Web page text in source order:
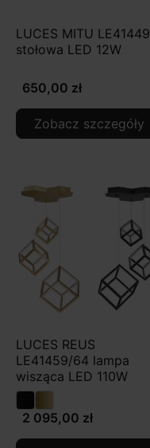
LUCES MITU LE41449
stołowa LED 12W
650,00 zł
Zobacz szczegóły
LUCES REUS
LE41459/64 lampa
wisząca LED 110W
2 095,00 zł